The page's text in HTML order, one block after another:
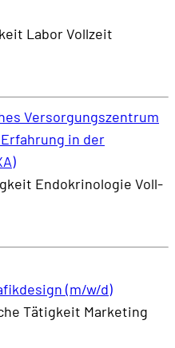
LaborVollzeit
Versorgungszentrum
in der
Endokrinologie Voll-
(m/w/d)
Tätigkeit Marketing